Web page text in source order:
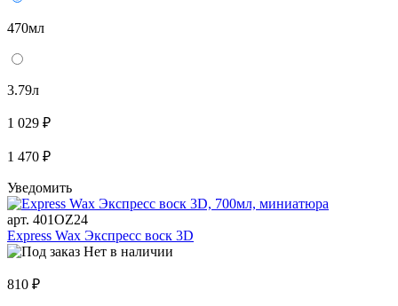
470мл
3.79л
1 029 ₽
1 470 ₽
Уведомить
арт. 401OZ24
Express Wax Экспресс воск 3D
Нет в наличии
810 ₽